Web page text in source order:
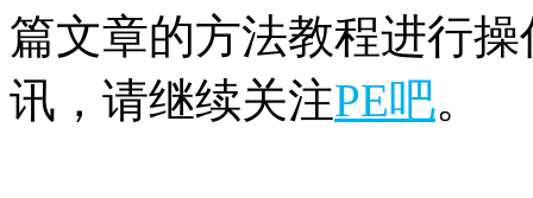
篇文章的方法教程进行
讯，请继续关注PE吧。